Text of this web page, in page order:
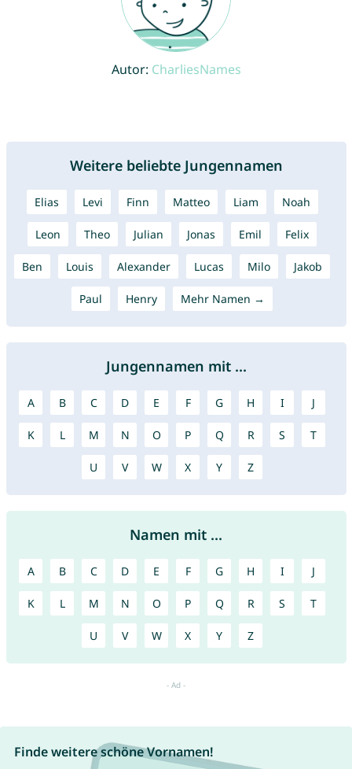
Autor: CharliesNames
Weitere beliebte Jungennamen
Elias Levi Finn Matteo Liam Noah
Leon Theo Julian Jonas Emil Felix
Ben Louis Alexander Lucas Milo Jakob
Paul Henry Mehr Namen →
Jungennamen mit ...
A B C D E F G H I J
K L M N O P Q R S T
U V W X Y Z
Namen mit ...
A B C D E F G H I J
K L M N O P Q R S T
U V W X Y Z
Finde weitere schöne Vornamen!